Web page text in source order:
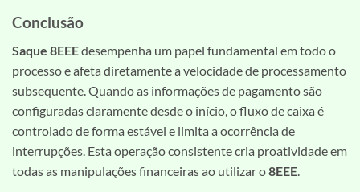
Conclusão
Saque 8EEEdesempenha um papel fundamental em todo o
processo e afeta diretamente a velocidade de processamento
subsequente. Quando as informações de pagamento são
configuradas claramente desde o início, o fluxo de caixa é
controlado de forma estável e limita a ocorrência de
interrupções. Esta operação consistente cria proatividade em
todas as manipulações financeiras ao utilizar o8EEE